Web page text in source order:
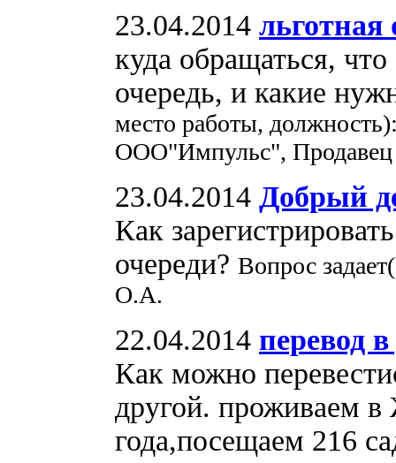
23.04.2014 льготная
куда обращаться,
очередь, и какие
место работы,
ООО"Импульс", Продавец
23.04.2014 Добрый
Как
очереди? Вопрос
О.А.
22.04.2014 перевод
Как можно
другой. проживаем
года,посещаем 216